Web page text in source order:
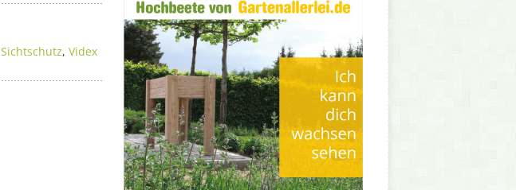
Sichtschutz, Videx